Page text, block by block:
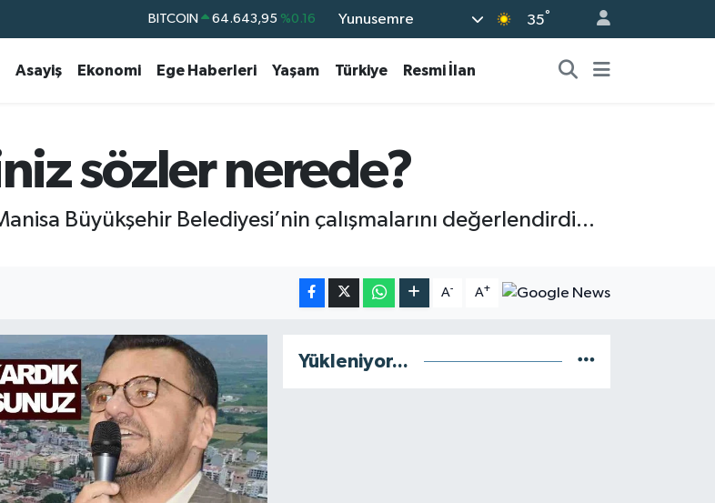
DOLAR 47,6006 %0.06
BITCOIN 64.643,95 %0.16
Yunusemre 35°
Asayiş Ekonomi Ege Haberleri Yaşam Türkiye Resmi İlan
sözler nerede?
Büyükşehir Belediyesi’nin çalışmalarını değerlendirdi...
A- A+
Yükleniyor...